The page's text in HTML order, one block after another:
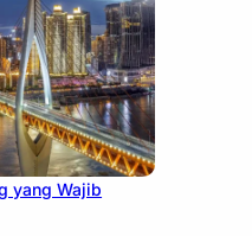
yang Wajib